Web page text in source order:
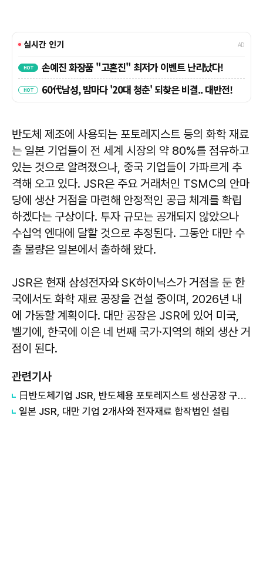
반도체 제조에 사용되는 포토레지스트 등의 화학 재료
는 일본 기업들이 전 세계 시장의 약 80%를 점유하고
있는 것으로 알려졌으나, 중국 기업들이 가파르게 추
격해 오고 있다. JSR은 주요 거래처인 TSMC의 안마
당에 생산 거점을 마련해 안정적인 공급 체계를 확립
하겠다는 구상이다. 투자 규모는 공개되지 않았으나
수십억 엔대에 달할 것으로 추정된다. 그동안 대만 수
출 물량은 일본에서 출하해 왔다.
JSR은 현재 삼성전자와 SK하이닉스가 거점을 둔 한
국에서도 화학 재료 공장을 건설 중이며, 2026년 내
에 가동할 계획이다. 대만 공장은 JSR에 있어 미국,
벨기에, 한국에 이은 네 번째 국가·지역의 해외 생산 거
점이 된다.
관련기사
日반도체기업 JSR, 반도체용 포토레지스트 생산공장 구축..."공급망 안정화 기대"
일본 JSR, 대만 기업 2개사와 전자재료 합작법인 설립